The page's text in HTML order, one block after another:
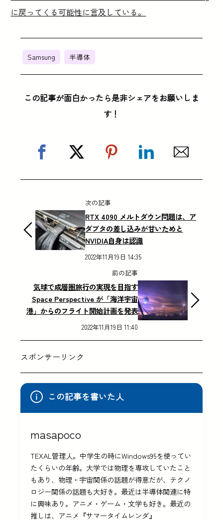
に戻ってくる可能性に言及している。
Samsung 半導体
この記事が面白かったら是非シェアをお願いしま
す！
次の記事
RTX 4090 メルトダウン問題は、ア
ダプタの差し込みが甘いためと
NVIDIA自身は認識
2022年11月19日 14:35
前の記事
気球で成層圏旅行の実現を目指す
Space Perspective が「海洋宇宙
港」からのフライト開始計画を発表
2022年11月19日 11:40
スポンサーリンク
この記事を書いた人
masapoco
TEXAL管理人。中学生の時にWindows95を使ってい
たくらいの年齢。大学では物理を専攻していたこと
もあり、物理・宇宙関係の話題が得意だが、テクノ
ロジー関係の話題も大好き。最近は半導体関連に特
に興味あり。アニメ・ゲーム・文学も好き。最近の
推しは、アニメ『サマータイムレンダ』